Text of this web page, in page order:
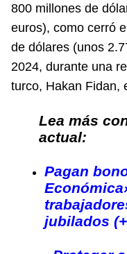
800 millones de
euros), como cerró
de dólares (unos
2024, durante una
turco, Hakan Fidan,
Lea más
actual:
Pagan
jubilados